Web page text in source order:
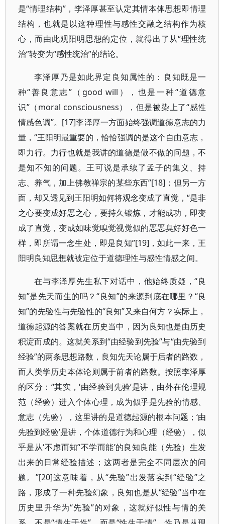
是“情理结构”，李泽厚甚至认定其情本体思想即情理
结构，也就是以这种理性与感性交融之结构作为核
心，而由此观阳明思想的定位，就得出了从“理性统
治”转变为“感性统治”的结论。
李泽厚乃是如此界定良知属性的：良知既是一
种“善良意志”（good will），也是一种“道德意
识”（moral consciousness），但是被染上了“感性
情感色调”。[17]李泽厚一方面始终强调道德意志的力
量，“王阳明最重要的，恰恰强调的是这个自由意志，
即力行。力行也就是我讲的道德是做不做的问题，不
是知不知的问题。王可说是承续了孟子的集义、持
志、养气，加上佛教禅宗的某些东西”[18]；但另一方
面，却又透见到王阳明如何将观念变成了直觉，“是非
之心要变成好恶之心，要持久锻炼，才能成功，即变
成了直觉，变成如味觉嗅觉视觉似的恶恶臭好好色一
样，即所谓一念生处，即是良知”[19]，如此一来，王
阳明良知思想就被定位于道德理性与感性情感之间。
在与李泽厚先生私下对话中，他始终质疑，“良
知”是先天而生的吗？“良知”的来源到底在哪里？“良
知”的先验性与先验性的“良知”又来自何方？实际上，
道德起源的答案就在历史当中，因为良知也是由历史
积淀而成的。这就关系到“由经验到先验”与“由先验到
经验”的两条思想路数，良知先天论属于后者的路数，
而人类学历史本体论则属于前者的路数。按照李泽厚
的区分：“其实，‘由经验到先验’是讲，由外在伦理规
范（经验）进入个体心理，成为似乎是先验的情感、
意志（先验），这里讲的是道德起源的根本问题；‘由
先验到经验’是讲，个体道德行为和心理（经验），似
乎是从‘不虑而知’‘不学而能’的良知良能（先验）生发
出来的日常经验描述；这两者是完全不同层次的问
题。”[20]这意味着，从“先验”出发落实到“经验”之
路，形成了一种先验幻象，良知也是从“经验”当中在
历史里升华为“先验”的对象，这就好似性与情的关